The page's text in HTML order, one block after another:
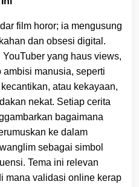
film horor; ia mengusung
dan obsesi digital.
yang haus views,
manusia, seperti
atau kekayaan,
nekat. Setiap cerita
bagaimana
ke dalam
sebagai simbol
Tema ini relevan
mana validasi online kerap